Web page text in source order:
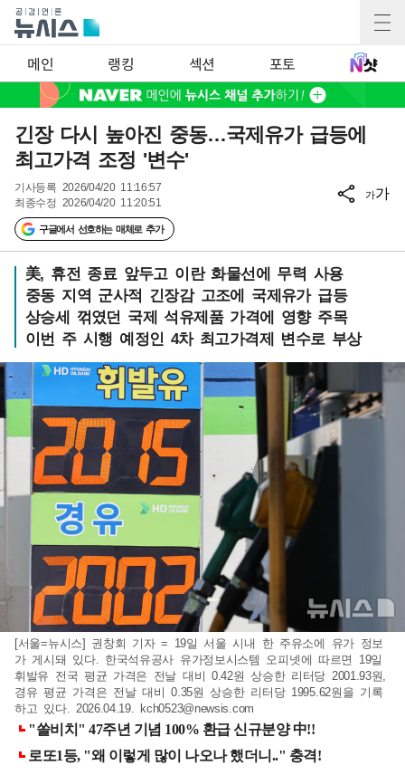
메인 랭킹 섹션 포토
긴장 다시 높아진 중동…국제유가 급등에
최고가격 조정 '변수'
기사등록 2026/04/20 11:16:57
최종수정 2026/04/20 11:20:51
구글에서 선호하는 매체로 추가
가가
美, 휴전 종료 앞두고 이란 화물선에 무력 사용
중동 지역 군사적 긴장감 고조에 국제유가 급등
상승세 꺾였던 국제 석유제품 가격에 영향 주목
이번 주 시행 예정인 4차 최고가격제 변수로 부상
[서울=뉴시스] 권창회 기자 = 19일 서울 시내 한 주유소에 유가 정보
가 게시돼 있다. 한국석유공사 유가정보시스템 오피넷에 따르면 19일
휘발유 전국 평균 가격은 전날 대비 0.42원 상승한 리터당 2001.93원,
경유 평균 가격은 전날 대비 0.35원 상승한 리터당 1995.62원을 기록
하고 있다. 2026.04.19. kch0523@newsis.com